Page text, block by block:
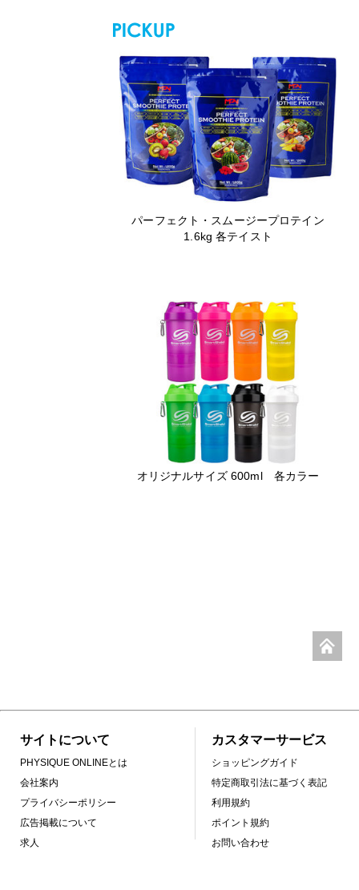
パーフェクト・スムージープロテイン
1.6kg 各テイスト
オリジナルサイズ 600ml 各カラー
サイトについて
PHYSIQUE ONLINEとは
会社案内
プライバシーポリシー
広告掲載について
求人
カスタマーサービス
ショッピングガイド
特定商取引法に基づく表記
利用規約
ポイント規約
お問い合わせ